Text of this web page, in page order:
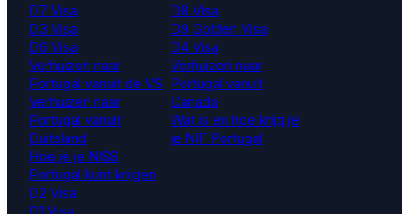
D7 Visa
D3 Visa
D6 Visa
Verhuizen naar
Portugal vanuit de VS
Verhuizen naar
Portugal vanuit
Duitsland
Hoe je je NISS
Portugal kunt krijgen
D8 Visa
D9 Golden Visa
D4 Visa
Verhuizen naar
Portugal vanuit
Canada
Wat is en hoe krijg je
je NIF Portugal
D2 Visa
D1 Visa